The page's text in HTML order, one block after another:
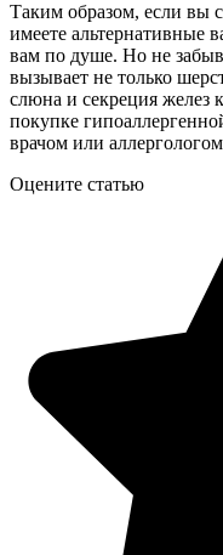
Таким образом, если вы
имеете альтернативные
вам по душе. Но не
вызывает не только
слюна и секреция желез
покупке
врачом или
Оцените статью